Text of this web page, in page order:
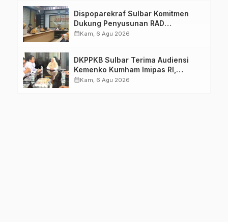
Dispoparekraf Sulbar Komitmen
Dukung Penyusunan RAD
TPB/SDGs Sulawesi Barat
calendar_monthKam, 6 Agu 2026
DKPPKB Sulbar Terima Audiensi
Kemenko Kumham Imipas RI,
Perkuat Pelayanan Kesehatan bagi
calendar_monthKam, 6 Agu 2026